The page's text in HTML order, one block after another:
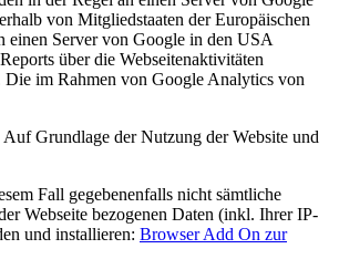
von Mitgliedstaaten der Europäischen
einen Server von Google in den USA
über die Webseitenaktivitäten
Die im Rahmen von Google Analytics von
Grundlage der Nutzung der Website und
Fall gegebenenfalls nicht sämtliche
Webseite bezogenen Daten (inkl. Ihrer IP-
und installieren: Browser Add On zur